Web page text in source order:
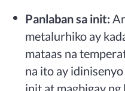
Panlaban sa init:
metalurhiko ay
mataas na
na ito ay
init at magbigay ng